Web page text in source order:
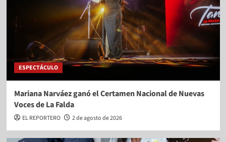
ESPECTÁCULO
Mariana Narváez ganó el Certamen Nacional de Nuevas
Voces de La Falda
EL REPORTERO 2 de agosto de 2026